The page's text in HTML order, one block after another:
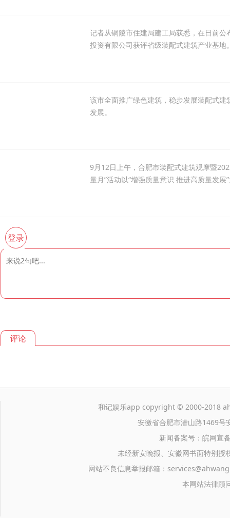
记者从铜陵市住建局建工局获悉，在日前
投资有限公司获评省级装配式建筑产业基地
该市全面推广绿色建筑，稳步发展装配式
发展。
9月12日上午，合肥市装配式建筑观摩暨
量月”活动以“增强质量意识 推进高质量发
登录
评论
和记娱乐app copyright © 2000-2018
安徽省合肥市潜山路1469号
新闻备案号：皖网宣
未经新安晚报、安徽网书面特别授
网站不良信息举报邮箱：
本网站法律顾